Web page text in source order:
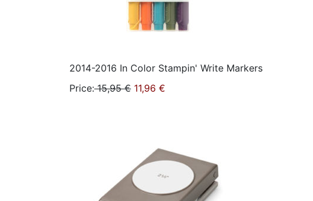
2014-2016 In Color Stampin' Write Markers
Price: 15,95 € 11,96 €